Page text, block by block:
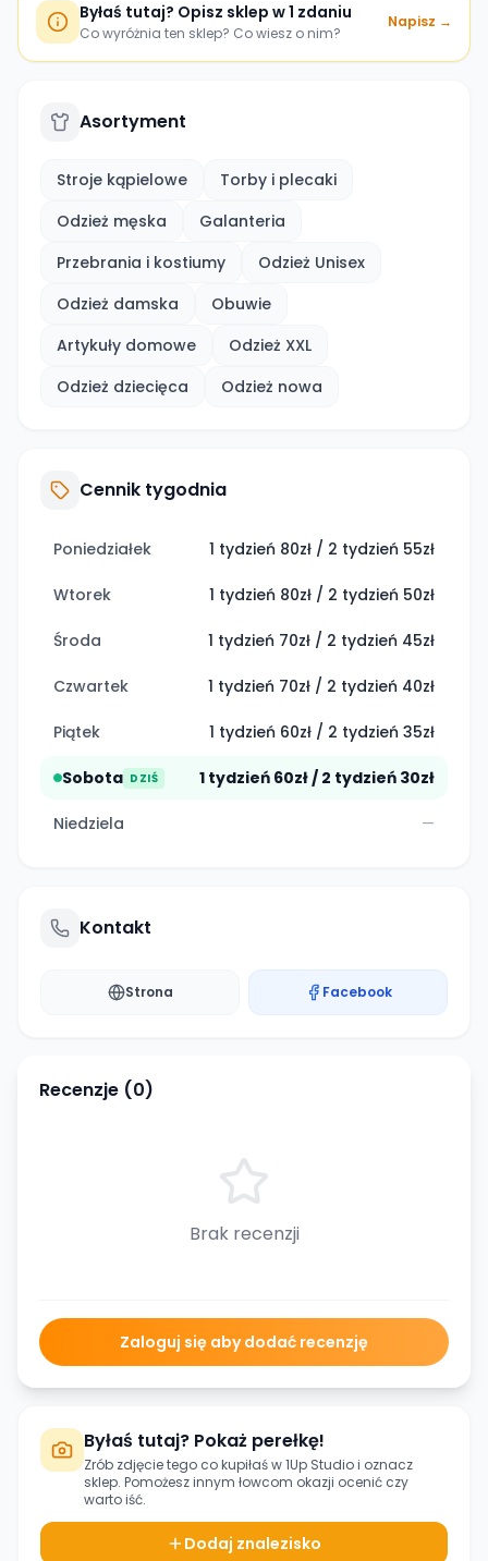
Byłaś tutaj? Opisz sklep w 1 zdaniu
Co wyróżnia ten sklep? Co wiesz o nim?
Napisz →
Asortyment
Stroje kąpielowe
Torby i plecaki
Odzież męska
Galanteria
Przebrania i kostiumy
Odzież Unisex
Odzież damska
Obuwie
Artykuły domowe
Odzież XXL
Odzież dziecięca
Odzież nowa
Cennik tygodnia
Poniedziałek 1 tydzień 80zł / 2 tydzień 55zł
Wtorek 1 tydzień 80zł / 2 tydzień 50zł
Środa 1 tydzień 70zł / 2 tydzień 45zł
Czwartek 1 tydzień 70zł / 2 tydzień 40zł
Piątek 1 tydzień 60zł / 2 tydzień 35zł
Sobota DZIŚ 1 tydzień 60zł / 2 tydzień 30zł
Niedziela —
Kontakt
Strona Facebook
Recenzje (0)
Brak recenzji
Zaloguj się aby dodać recenzję
Byłaś tutaj? Pokaż perełkę!
Zrób zdjęcie tego co kupiłaś w1Up Studioi oznacz
sklep. Pomożesz innym łowcom okazji ocenić czy
warto iść.
Dodaj znalezisko